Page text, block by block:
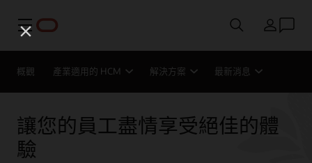
功能表 國家/地區
概觀 產業適用的 HCM 解決方案 最新消息
讓您的員工盡情享受絕佳的體
驗